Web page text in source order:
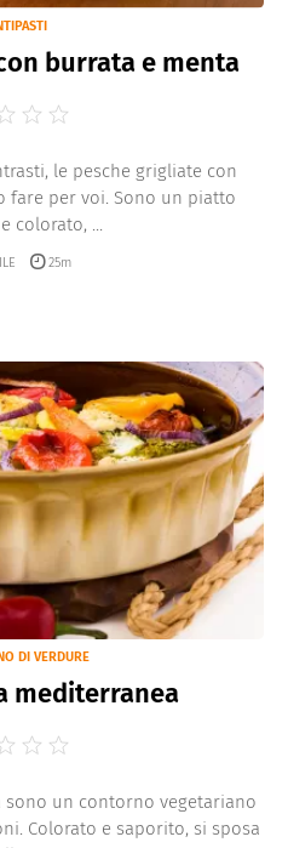
burrata e menta
le pesche grigliate con
fare per voi. Sono un piatto
colorato, ...
25m
DI VERDURE
mediterranea
un contorno vegetariano
Colorato e saporito, si sposa